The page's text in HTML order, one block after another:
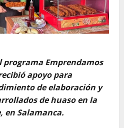
Emprendamos
apoyo para
de elaboración y
de huaso en la
en Salamanca.